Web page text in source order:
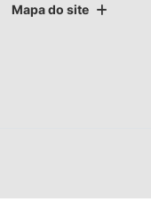
Mapa do site